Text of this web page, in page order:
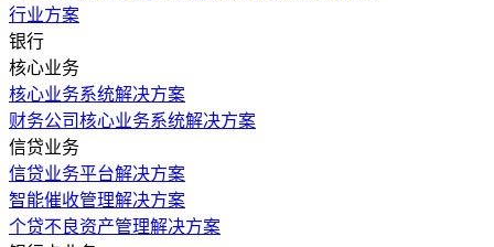
行业方案
银行
核心业务
核心业务系统解决方案
财务公司核心业务系统解决方案
信贷业务
信贷业务平台解决方案
智能催收管理解决方案
个贷不良资产管理解决方案